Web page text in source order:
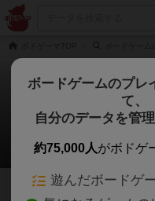
ろろ
33
ボードゲームのプレ
て、
自分のデータを管
約75,000人がボドゲ
遊んだボードゲ